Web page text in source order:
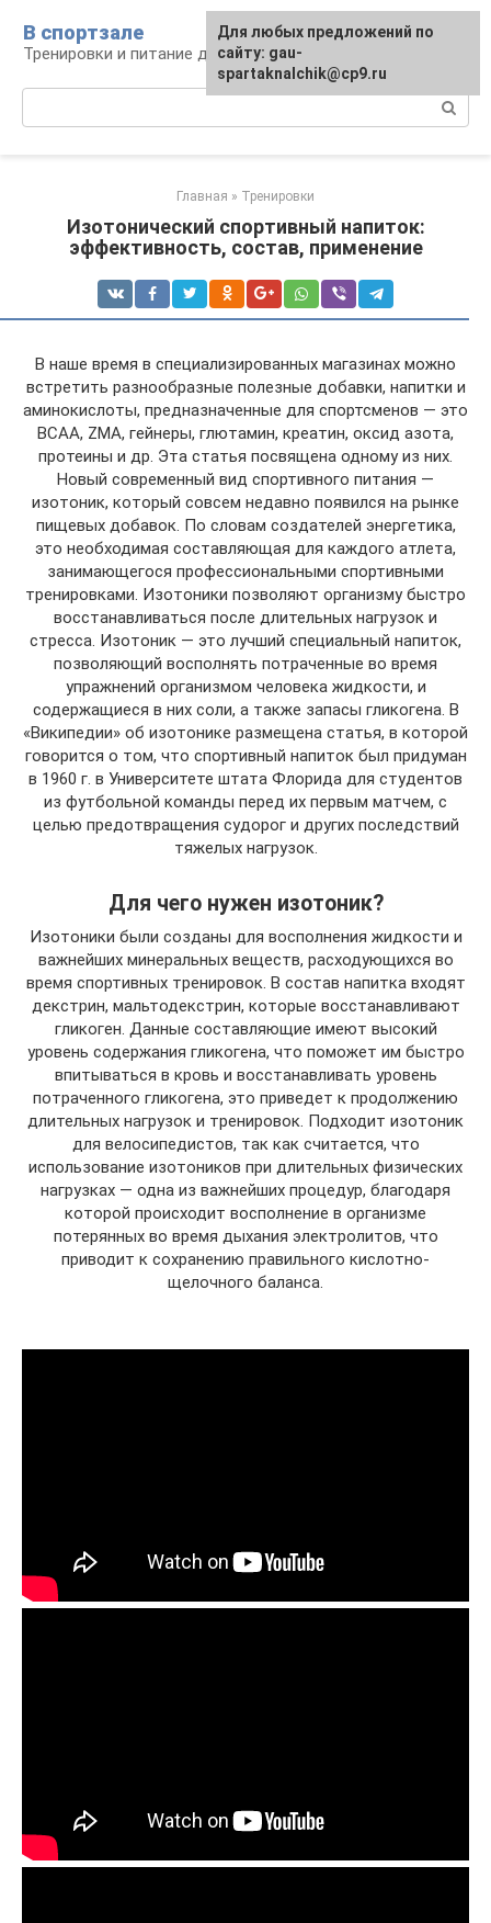
контенту
В спортзале
Тренировки и питание для здоровья
Главная » Тренировки
Изотонический спортивный напиток:
эффективность, состав, применение
В наше время в специализированных магазинах можно
встретить разнообразные полезные добавки, напитки и
аминокислоты, предназначенные для спортсменов — это
BCAA, ZMA, гейнеры, глютамин, креатин, оксид азота,
протеины и др. Эта статья посвящена одному из них.
Новый современный вид спортивного питания —
изотоник, который совсем недавно появился на рынке
пищевых добавок. По словам создателей энергетика,
это необходимая составляющая для каждого атлета,
занимающегося профессиональными спортивными
тренировками. Изотоники позволяют организму быстро
восстанавливаться после длительных нагрузок и
стресса. Изотоник — это лучший специальный напиток,
позволяющий восполнять потраченные во время
упражнений организмом человека жидкости, и
содержащиеся в них соли, а также запасы гликогена. В
«Википедии» об изотонике размещена статья, в которой
говорится о том, что спортивный напиток был придуман
в 1960 г. в Университете штата Флорида для студентов
из футбольной команды перед их первым матчем, с
целью предотвращения судорог и других последствий
тяжелых нагрузок.
Для чего нужен изотоник?
Изотоники были созданы для восполнения жидкости и
важнейших минеральных веществ, расходующихся во
время спортивных тренировок. В состав напитка входят
декстрин, мальтодекстрин, которые восстанавливают
гликоген. Данные составляющие имеют высокий
уровень содержания гликогена, что поможет им быстро
впитываться в кровь и восстанавливать уровень
потраченного гликогена, это приведет к продолжению
длительных нагрузок и тренировок. Подходит изотоник
для велосипедистов, так как считается, что
использование изотоников при длительных физических
нагрузках — одна из важнейших процедур, благодаря
которой происходит восполнение в организме
потерянных во время дыхания электролитов, что
приводит к сохранению правильного кислотно-
щелочного баланса.
Для любых предложений по
сайту: gau-
spartaknalchik@cp9.ru